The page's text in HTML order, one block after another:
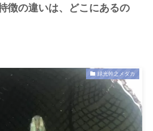
徴の違いは、どこにあるの
緑光幹之メダカ